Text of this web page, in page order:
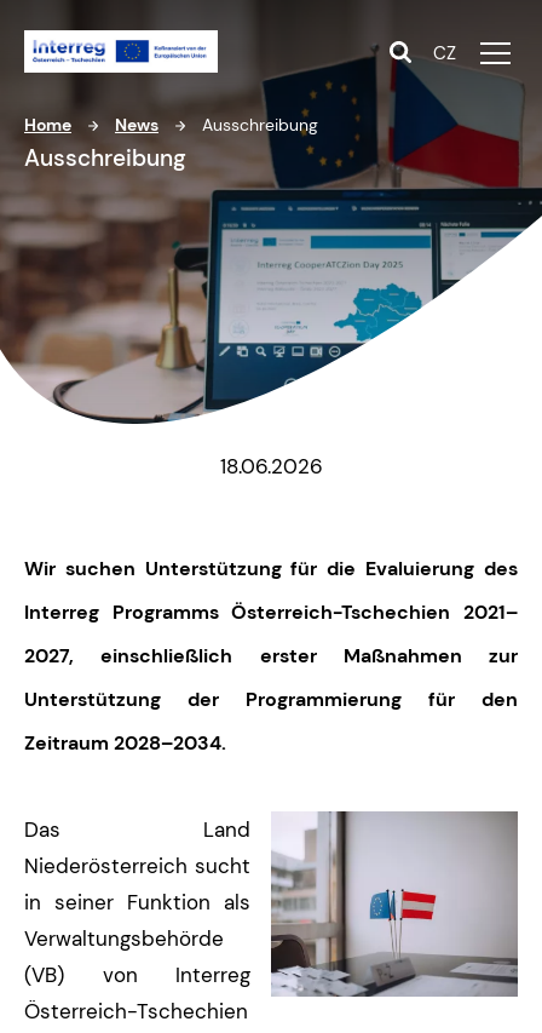
CZ
Home News Ausschreibung
Ausschreibung
18.06.2026
Wir suchen Unterstützung für die Evaluierung des
Interreg Programms Österreich-Tschechien 2021–
2027, einschließlich erster Maßnahmen zur
Unterstützung der Programmierung für den
Zeitraum 2028–2034.
Das Land
Niederösterreich sucht
in seiner Funktion als
Verwaltungsbehörde
(VB) von Interreg
Österreich-Tschechien